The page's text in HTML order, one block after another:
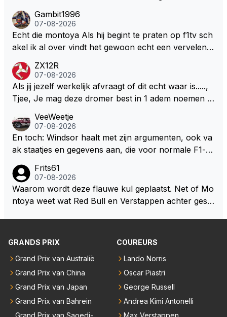
milton, hahahaha. Latifi pakt ze allemaal met de oge
n dicht met als onbetwiste nummer 2 of GOATINES
S Lawson natuurlijk 😂😂😂😂😂
Gambit1996
07-08-2026
Echt die montoya Als hij begint te praten op f1tv sch
akel ik al over vindt het gewoon echt een vervelend
weet 🤮🤮
ZX12R
07-08-2026
Als jij jezelf werkelijk afvraagt of dit echt waar is.....,
Tjee, Je mag deze dromer best in 1 adem noemen m
aar voordragen uit eigen geest. Kan mij voorstellen d
at je het leuk vindt sprookjes te luisteren maar heb jij
jezelf dan ook wel eens afgevraagd of de dappere b
ze wolff gesneden heeft?
VeeWeetje
07-08-2026
En toch: Windsor haalt met zijn argumenten, ook va
ak staatjes en gegevens aan, die voor normale F1-fa
okies made of your own dough" 🤣
Frits61
07-08-2026
Waarom wordt deze flauwe kul geplaatst. Net of Mo
ntoya weet wat Red Bull en Verstappen achter geslo
GRANDS PRIX
Grand Prix van Australië
Grand Prix van China
Grand Prix van Japan
Grand Prix van Bahrein
Grand Prix van Saoedi-
COUREURS
Lando Norris
Oscar Piastri
George Russell
Andrea Kimi Antonelli
Max Verstappen